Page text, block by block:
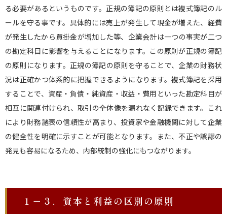
る必要があるというものです。正規の簿記の原則とは複式簿記のル
ールを守る事です。具体的には売上が発生して現金が増えた、経費
が発生したから買掛金が増加した等、企業会計は一つの事実が二つ
の勘定科目に影響を与えることになります。この原則が正規の簿記
の原則になります。正規の簿記の原則を守ることで、企業の財務状
況は正確かつ体系的に把握できるようになります。複式簿記を採用
することで、資産・負債・純資産・収益・費用といった勘定科目が
相互に関連付けられ、取引の全体像を漏れなく記録できます。これ
により財務諸表の信頼性が高まり、投資家や金融機関に対して企業
の健全性を明確に示すことが可能となります。また、不正や誤謬の
発見も容易になるため、内部統制の強化にもつながります。
１－３．資本と利益の区別の原則